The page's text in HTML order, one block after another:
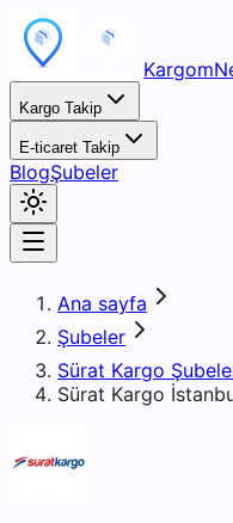
Kargo Takip
E-ticaret Takip
BlogŞubeler
Ana sayfa
Şubeler
Sürat Kargo
Sürat Kargo